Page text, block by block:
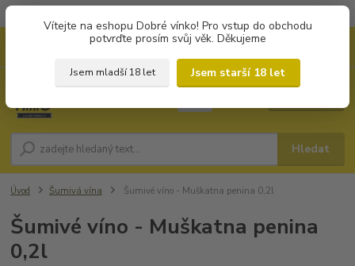
Vítejte na eshopu Dobré vínko! Pro vstup do obchodu
potvrďte prosím svůj věk. Děkujeme
Jsem mladší 18 let
Jsem starší 18 let
Hledat
Úvod Šumivá vína Šumivé víno - Muškatna penina 0,2l
Šumivé víno - Muškatna penina
0,2l